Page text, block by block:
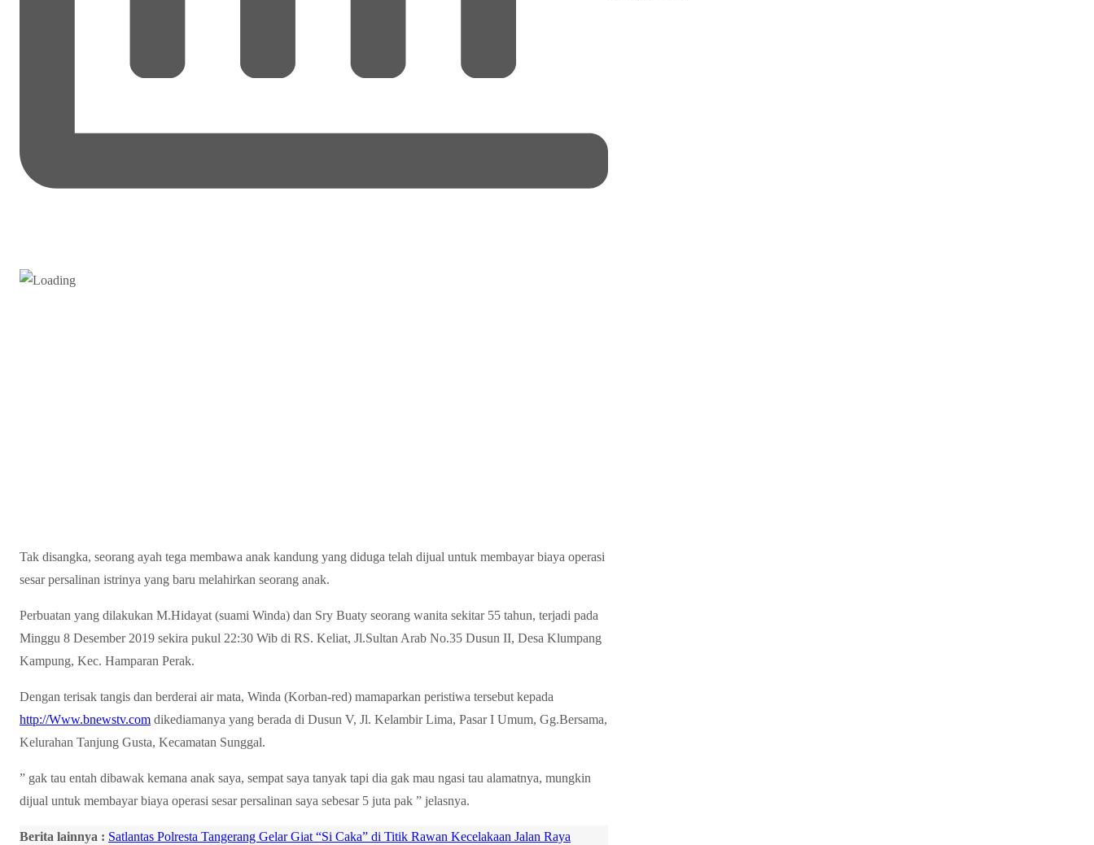
Tak disangka, seorang ayah tega membawa anak kandung yang diduga telah dijual untuk membayar biaya operasi
sesar persalinan istrinya yang baru melahirkan seorang anak.
Perbuatan yang dilakukan M.Hidayat (suami Winda) dan Sry Buaty seorang wanita sekitar 55 tahun, terjadi pada
Minggu 8 Desember 2019 sekira pukul 22:30 Wib di RS. Keliat, Jl.Sultan Arab No.35 Dusun II, Desa Klumpang
Kampung, Kec. Hamparan Perak.
Dengan terisak tangis dan berderai air mata, Winda (Korban-red) mamaparkan peristiwa tersebut kepada
http://Www.bnewstv.com dikediamanya yang berada di Dusun V, Jl. Kelambir Lima, Pasar I Umum, Gg.Bersama,
Kelurahan Tanjung Gusta, Kecamatan Sunggal.
” gak tau entah dibawak kemana anak saya, sempat saya tanyak tapi dia gak mau ngasi tau alamatnya, mungkin
dijual untuk membayar biaya operasi sesar persalinan saya sebesar 5 juta pak ” jelasnya.
Berita lainnya : Satlantas Polresta Tangerang Gelar Giat “Si Caka” di Titik Rawan Kecelakaan Jalan Raya